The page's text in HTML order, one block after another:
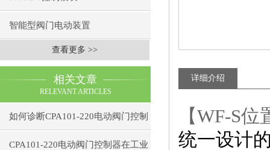
智能型阀门电动装置
查看更多 >>
相关文章
RELEVANT ARTICLES
如何诊断CPA101-220电动阀门控制
器的通信故障？
CPA101-220电动阀门控制器在工业
详细介绍
【WF-S
统一设计